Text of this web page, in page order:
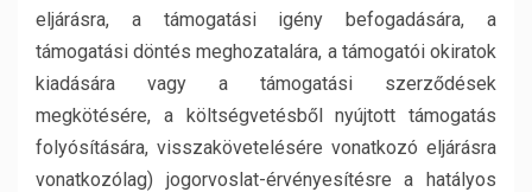
eljárásra, a támogatási igény befogadására, a
támogatási döntés meghozatalára, a támogatói okiratok
kiadására vagy a támogatási szerződések
megkötésére, a költségvetésből nyújtott támogatás
folyósítására, visszakövetelésére vonatkozó eljárásra
vonatkozólag) jogorvoslat-érvényesítésre a hatályos